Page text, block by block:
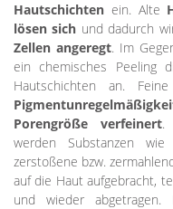
Hautschichten ein. Alte
lösen sich und dadurch
Zellen angeregt. Im
ein chemisches Peeling
Hautschichten an. Feine
Porengröße verfeinert.
werden Substanzen
zerstoßene bzw.
auf die Haut aufgebracht,
und wieder